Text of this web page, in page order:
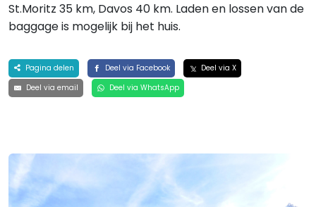
St.Moritz 35 km, Davos 40 km. Laden en lossen van de
baggage is mogelijk bij het huis.
Pagina delen Deel via Facebook
Deel via X
Deel via email
Deel via WhatsApp